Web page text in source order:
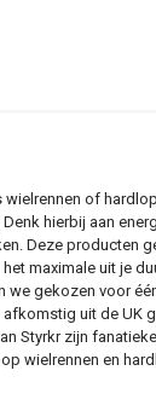
of
hierbij aan
Deze producten
maximale uit je
we gekozen voor
uit de UK
Styrkr zijn
wielrennen en